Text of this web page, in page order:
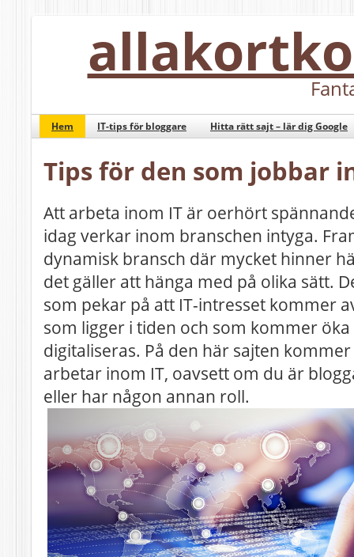
Hem IT-tips för bloggare Hitta rätt sajt – lär dig Google
Tips för den som jobbar
Att arbeta inom IT är oerhört
idag verkar inom branschen intyga.
dynamisk bransch där mycket hinner
det gäller att hänga med på olika sätt.
som pekar på att IT-intresset kommer
som ligger i tiden och som kommer
digitaliseras. På den här sajten
arbetar inom IT, oavsett om du är
eller har någon annan roll.